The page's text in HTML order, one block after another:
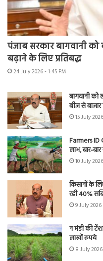
पंजाब सरकार बागवानी
बढ़ाने के लिए प्रतिबद्ध
24 July 2026 - 1:45 PM
बागवानी को
बीज से
15 July
Farmers ID
लाभ, बार-
10 July
किसानों के
रही 40%
9 July
न मंडी की
लाखों रुपये
8 July